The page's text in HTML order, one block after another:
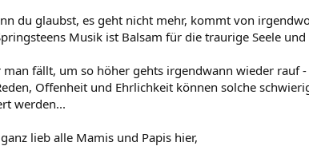
du glaubst, es geht nicht mehr, kommt von
Musik ist Balsam für die traurige Seele
man fällt, um so höher gehts irgendwann wieder rauf
Offenheit und Ehrlichkeit können solche
werden...
lieb alle Mamis und Papis hier,